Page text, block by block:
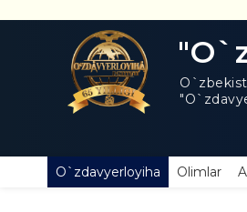
O`zdavyerloyiha Olimlar
asoslarini